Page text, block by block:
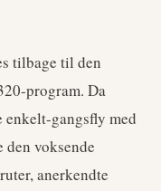
tilbage til den
program. Da
enkelt-gangsfly med
voksende
anerkendte